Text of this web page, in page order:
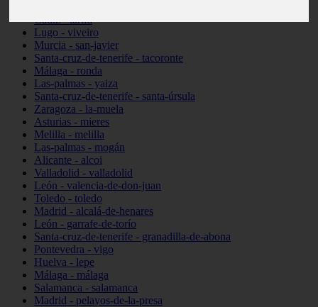
Cádiz - tarifa
Lugo - viveiro
Murcia - san-javier
Santa-cruz-de-tenerife - tacoronte
Málaga - ronda
Las-palmas - yaiza
Santa-cruz-de-tenerife - santa-úrsula
Zaragoza - la-muela
Asturias - mieres
Melilla - melilla
Las-palmas - mogán
Alicante - alcoi
Valladolid - valladolid
León - valencia-de-don-juan
Toledo - toledo
Madrid - alcalá-de-henares
León - garrafe-de-torío
Santa-cruz-de-tenerife - granadilla-de-abona
Pontevedra - vigo
Huelva - lepe
Málaga - málaga
Salamanca - salamanca
Madrid - pelayos-de-la-presa